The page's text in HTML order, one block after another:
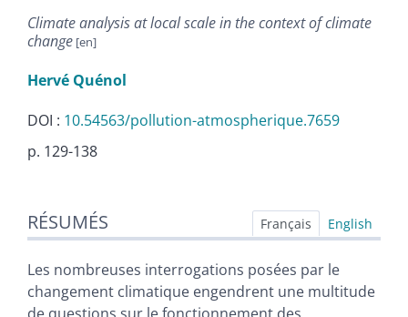
Climate analysis at local scale in the context of climate
change
Hervé Quénol
DOI : 10.54563/pollution-atmospherique.7659
p. 129-138
Index
Texte
Citer cet article
Auteur
RÉSUMÉS Français English
Les nombreuses interrogations posées par le
changement climatique engendrent une multitude